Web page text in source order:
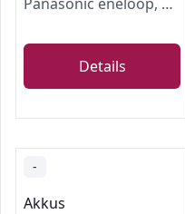
Details
-
Akkus